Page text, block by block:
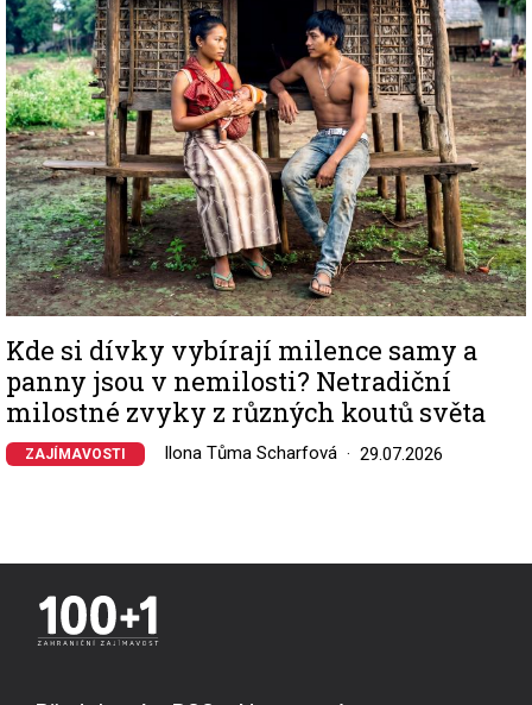
Kde si dívky vybírají milence samy a
panny jsou v nemilosti? Netradiční
milostné zvyky z různých koutů světa
ZAJÍMAVOSTI Ilona Tůma Scharfová 29.07.2026